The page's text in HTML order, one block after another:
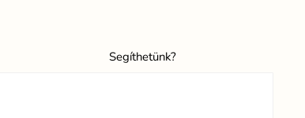
Segíthetünk?